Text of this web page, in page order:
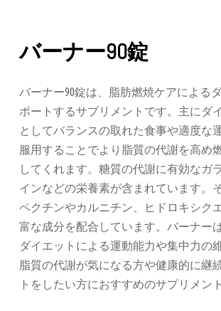
バーナー90錠
バーナー90錠は、脂肪燃焼ケアによる
ポートするサプリメントです。主にダ
としてバランスの取れた食事や適度な
服用することでより脂質の代謝を高め
してくれます。糖質の代謝に有効なガ
インなどの栄養素が含まれています。
ペクチンやカルニチン、ヒドロキシク
富な成分を配合しています。バーナー
ダイエットによる運動能力や集中力の
脂質の代謝が気になる方や健康的に継
トをしたい方におすすめのサプリメン